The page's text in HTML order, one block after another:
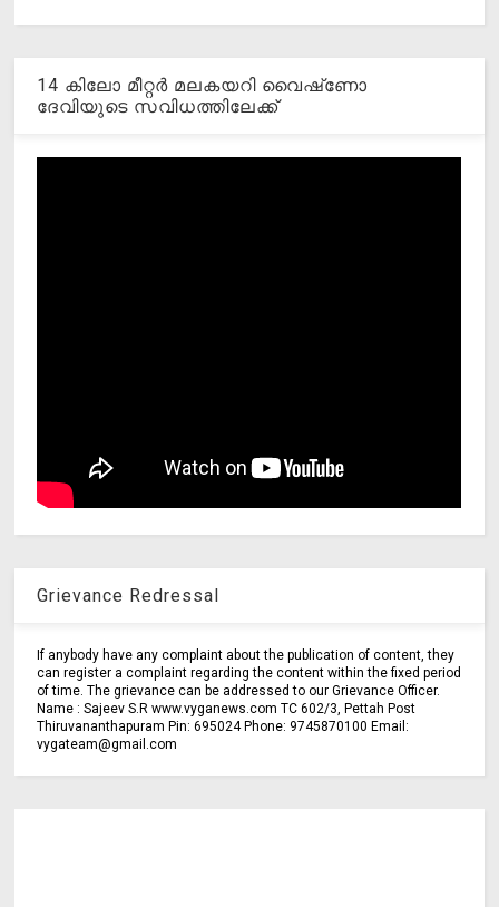
14 കിലോ മീറ്റര്‍ മലകയറി വൈഷ്‌ണോ
ദേവിയുടെ സവിധത്തിലേക്ക്
Grievance Redressal
If anybody have any complaint about the publication of content, they
can register a complaint regarding the content within the fixed period
of time. The grievance can be addressed to our Grievance Officer.
Name : Sajeev S.R www.vyganews.com TC 602/3, Pettah Post
Thiruvananthapuram Pin: 695024 Phone: 9745870100 Email:
vygateam@gmail.com